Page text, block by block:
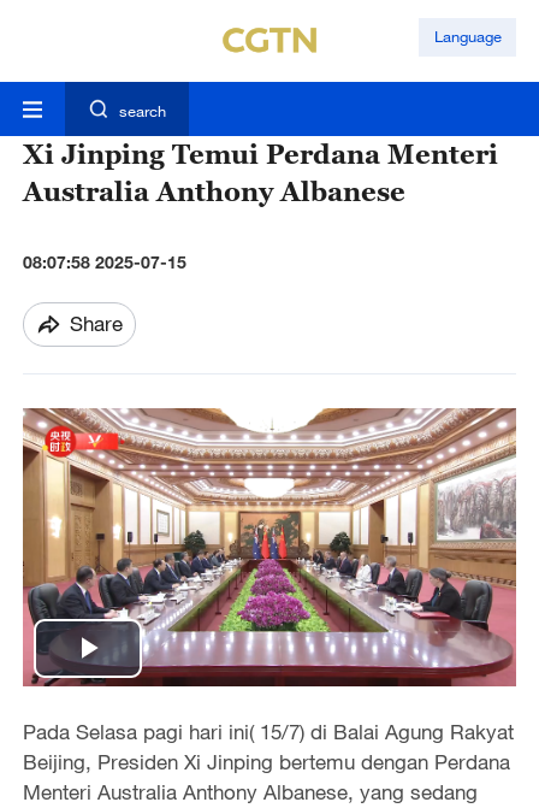
Language
search
Xi Jinping Temui Perdana Menteri
Australia Anthony Albanese
08:07:58 2025-07-15
Share
P
l
a
Pada Selasa pagi hari ini( 15/7) di Balai Agung Rakyat
Beijing, Presiden Xi Jinping bertemu dengan Perdana
Menteri Australia Anthony Albanese, yang sedang